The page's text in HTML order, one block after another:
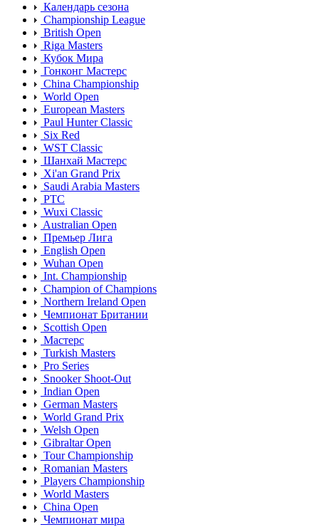
Календарь сезона
Championship League
British Open
Riga Masters
Кубок Мира
Гонконг Мастерс
China Championship
World Open
European Masters
Paul Hunter Classic
Six Red
WST Classic
Шанхай Мастерс
Xi'an Grand Prix
Saudi Arabia Masters
PTC
Wuxi Classic
Australian Open
Премьер Лига
English Open
Wuhan Open
Int. Championship
Champion of Champions
Northern Ireland Open
Чемпионат Британии
Scottish Open
Мастерс
Turkish Masters
Pro Series
Snooker Shoot-Out
Indian Open
German Masters
World Grand Prix
Welsh Open
Gibraltar Open
Tour Championship
Romanian Masters
Players Championship
World Masters
China Open
Чемпионат мира